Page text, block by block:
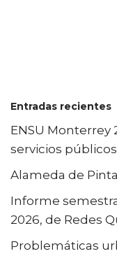
Entradas recientes
ENSU Monterrey
servicios públicos
Alameda de
Informe
2026, de Redes
Problemáticas